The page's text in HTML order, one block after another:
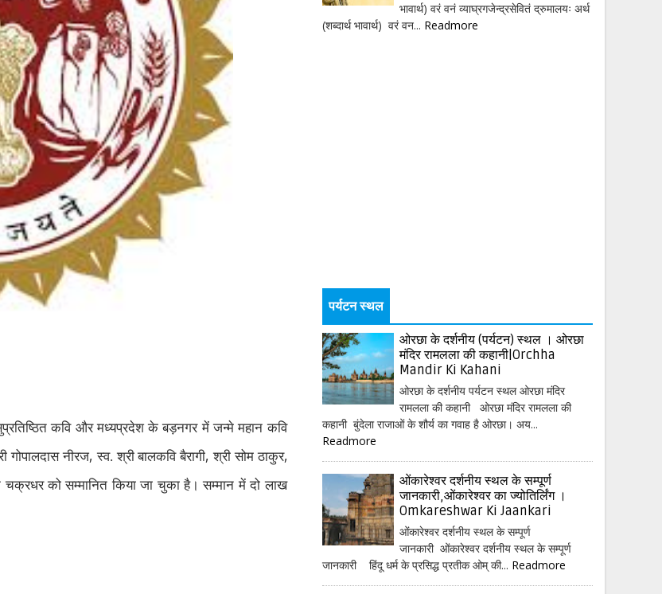
कवि और मध्‍यप्रदेश के बड़नगर में जन्‍मे महान कवि
गोपालदास नीरज,स्‍व. श्री बालकवि बैरागी,श्री सोम ठाकुर,
चक्रधर को सम्‍मानित किया जा चुका है। सम्‍मान में दो लाख
भावार्थ) वरं वनं व्याघ्रगजेन्द्रसेवितं द्रुमालयः अर्थ
(शब्दार्थ भावार्थ) वरं वन... Readmore
पर्यटन स्थल
ओरछा के दर्शनीय (पर्यटन) स्थल । ओरछा
मंदिर रामलला की कहानी|Orchha
Mandir Ki Kahani
ओरछा के दर्शनीय पर्यटन स्थल ओरछा मंदिर
रामलला की कहानी ओरछा मंदिर रामलला की
कहानी बुंदेला राजाओं के शौर्य का गवाह है ओरछा। अय...
Readmore
ओंकारेश्वर दर्शनीय स्थल के सम्पूर्ण
जानकारी,ओंकारेश्वर का ज्योतिर्लिंग ।
Omkareshwar Ki Jaankari
ओंकारेश्वर दर्शनीय स्थल के सम्पूर्ण
जानकारी ओंकारेश्वर दर्शनीय स्थल के सम्पूर्ण
जानकारी हिंदू धर्म के प्रसिद्ध प्रतीक ओम् की... Readmore